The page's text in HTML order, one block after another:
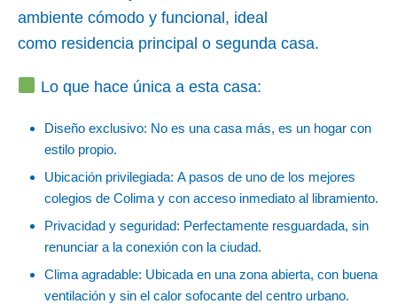
ambiente cómodo y funcional, ideal
como residencia principal o segunda casa.
Lo que hace única a esta casa:
Diseño exclusivo: No es una casa más, es un hogar con
estilo propio.
Ubicación privilegiada: A pasos de uno de los mejores
colegios de Colima y con acceso inmediato al libramiento.
Privacidad y seguridad: Perfectamente resguardada, sin
renunciar a la conexión con la ciudad.
Clima agradable: Ubicada en una zona abierta, con buena
ventilación y sin el calor sofocante del centro urbano.